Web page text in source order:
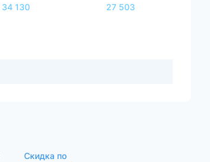
34 130 27 503
Скидка по